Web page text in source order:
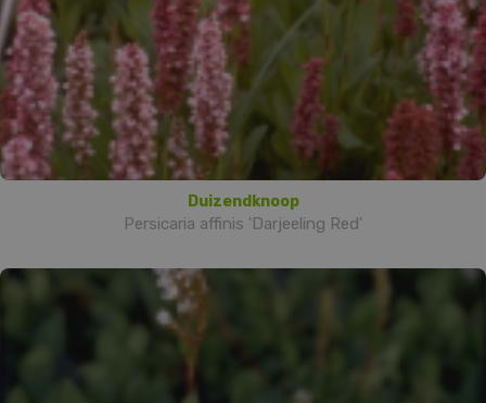
Duizendknoop
Persicaria affinis 'Darjeeling Red'